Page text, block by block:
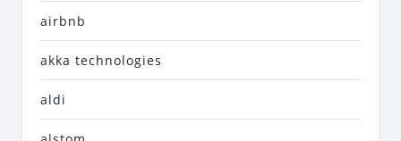
airbnb
akka technologies
aldi